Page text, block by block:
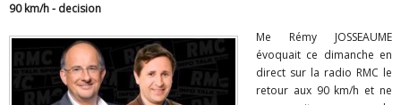
90 km/h - decision
Me Rémy JOSSEAUME
évoquait ce dimanche en
direct sur la radio RMC le
retour aux 90 km/h et ne